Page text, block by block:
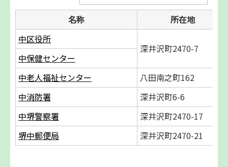
名称
所在地
中区役所
深井沢町2470-7
中保健センター
中老人福祉センター
八田南之町162
中消防署
深井沢町6-6
中堺警察署
深井沢町2470-17
堺中郵便局
深井沢町2470-21